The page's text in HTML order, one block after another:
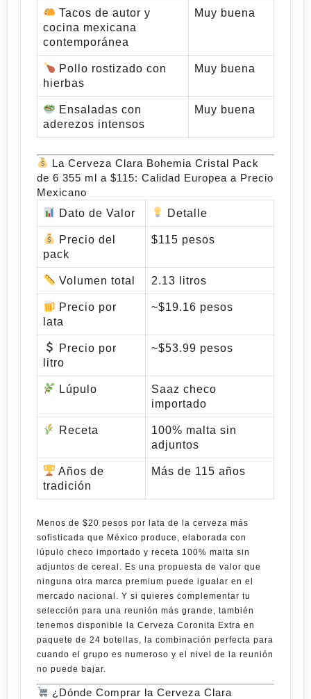
Tacos de autor y
cocina mexicana
contemporánea
Muy buena
Pollo rostizado con
hierbas
Muy buena
Ensaladas con
aderezos intensos
Muy buena
La Cerveza Clara Bohemia Cristal Pack
de 6 355 ml a $115: Calidad Europea a Precio
Mexicano
Dato de Valor
Detalle
Precio del
pack
$115 pesos
Volumen total 2.13 litros
Precio por
lata
~$19.16 pesos
Precio por
litro
~$53.99 pesos
Lúpulo
Saaz checo
importado
Receta
100% malta sin
adjuntos
Años de
tradición
Más de 115 años
Menos de $20 pesos por lata de la cerveza más
sofisticada que México produce, elaborada con
lúpulo checo importado y receta 100% malta sin
adjuntos de cereal. Es una propuesta de valor que
ninguna otra marca premium puede igualar en el
mercado nacional. Y si quieres complementar tu
selección para una reunión más grande, también
tenemos disponible la Cerveza Coronita Extra en
paquete de 24 botellas , la combinación perfecta para
cuando el grupo es numeroso y el nivel de la reunión
no puede bajar.
¿Dónde Comprar la Cerveza Clara